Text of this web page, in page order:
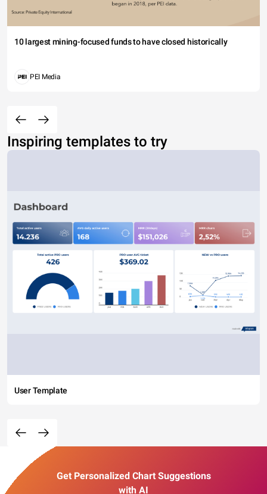
10 largest mining-focused funds to have closed historically
PEI Media
Inspiring templates to try
User Template
Get Personalized Chart Suggestions
with AI